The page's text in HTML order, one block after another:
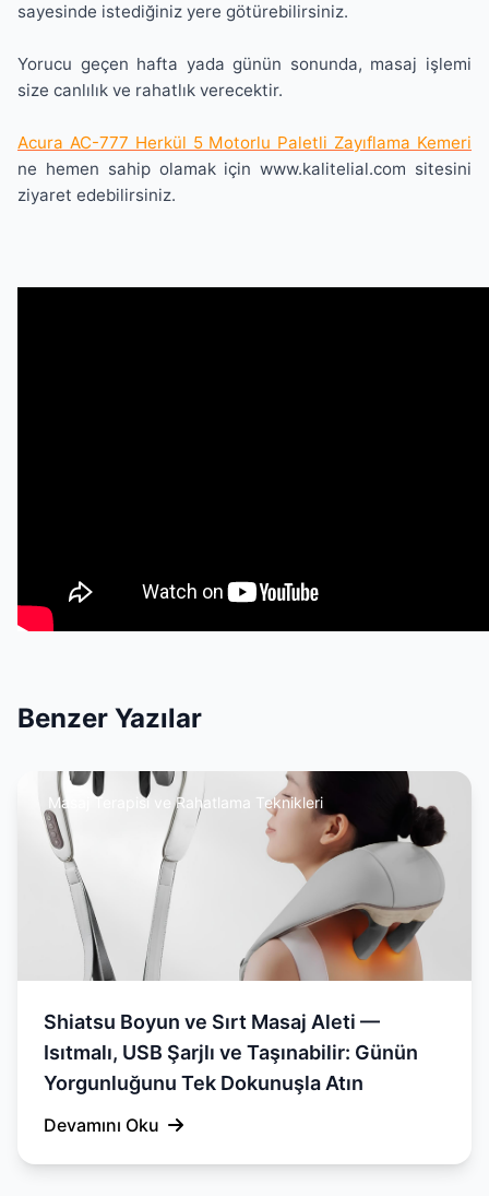
sayesinde istediğiniz yere götürebilirsiniz.
Yorucu geçen hafta yada günün sonunda, masaj işlemi
size canlılık ve rahatlık verecektir.
Acura AC-777 Herkül 5 Motorlu Paletli Zayıflama Kemeri
ne hemen sahip olamak için www.kalitelial.com sitesini
ziyaret edebilirsiniz.
Benzer Yazılar
Masaj Terapisi ve Rahatlama Teknikleri
Shiatsu Boyun ve Sırt Masaj Aleti —
Isıtmalı, USB Şarjlı ve Taşınabilir: Günün
Yorgunluğunu Tek Dokunuşla Atın
Devamını Oku